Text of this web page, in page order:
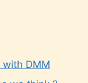
with DMM